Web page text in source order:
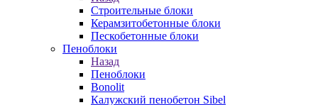
Строительные блоки
Керамзитобетонные блоки
Пескобетонные блоки
Пеноблоки
Назад
Пеноблоки
Bonolit
Калужский пенобетон Sibel